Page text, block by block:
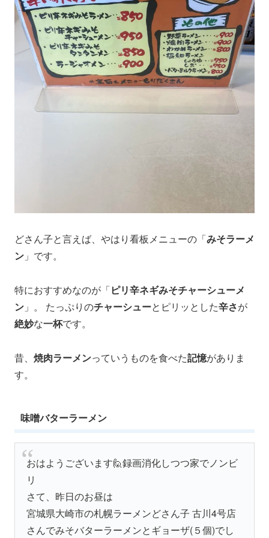
どさん子と言えば、やはり看板メニューの「みそラーメ
ン 」です。
特におすすめなのが「ピリ辛ネギみそチャーシューメ
ン 」。 たっぷりのチャーシューとピリッとした辛さが
絶妙な一杯です。
昔、 焼肉ラーメンっていうものを食べた記憶がありま
す。
味噌バターラーメン
おはようございます🙋録画消化しつつ家でノンビ
リ
さて、昨日のお昼は
宮城県大崎市の札幌ラーメンどさん子 古川4号店
さんでみそバターラーメンとギョーザ(５個)でし